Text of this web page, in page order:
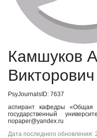
Камшуков
Викторович
PsyJournalsID: 7637
аспирант кафедры «Общая
государственный
nopaper@yandex.ru
Дата последнего обновления: